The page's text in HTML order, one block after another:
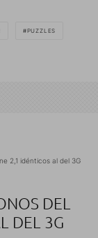
PUZZLES
2,1 idénticos al del 3G
DEL
DEL 3G